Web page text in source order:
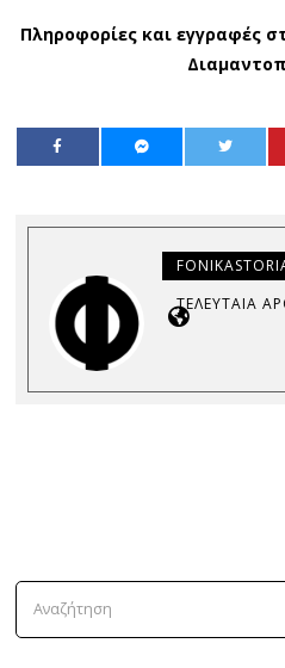
Πληροφορίες και εγγραφές
ΤΕΛΕΥΤΑΊΑ